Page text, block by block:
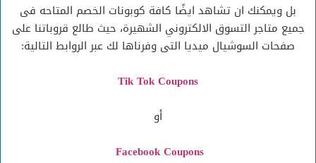
بل ويمكنك ان تشاهد ايضًا كافة كوبونات الخصم المتاحه فى
جميع متاجر التسوق الالكتروني الشهيرة، حيث طالع قروباتنا على
صفحات السوشيال ميديا التى وفرناها لك عبر الروابط التالية:
Tik Tok Coupons
أو
Facebook Coupons